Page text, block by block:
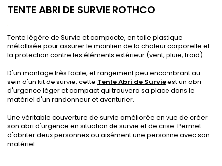
TENTE ABRI DE SURVIE ROTHCO
.
Tente légère de Survie et compacte, en toile plastique
métallisée pour assurer le maintien de la chaleur corporelle et
la protection contre les éléments extérieur (vent, pluie, froid).
D'un montage très facile, et rangement peu encombrant au
sein d'un kit de survie, cette Tente Abri de Survieest un abri
d'urgence léger et compact qui trouvera sa place dans le
matériel d'un randonneur et aventurier.
Une véritable couverture de survie améliorée en vue de créer
son abri d'urgence en situation de survie et de crise. Permet
d'abriter deux personnes ou aisément une personne avec son
matériel.
.